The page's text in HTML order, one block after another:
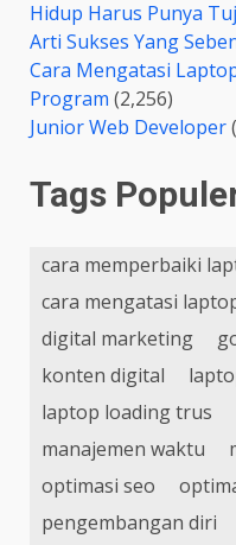
Hidup Harus Punya
Arti Sukses Yang
Cara Mengatasi
Program (2,256)
Junior Web Developer
Tags
cara memperbaiki
cara mengatasi
digital marketing
konten digital
laptop loading trus
manajemen waktu
optimasi seo
pengembangan diri